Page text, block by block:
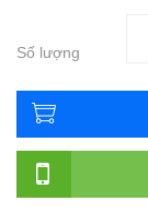
Số lượng